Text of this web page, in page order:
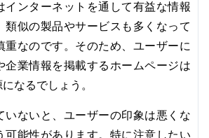
インターネットを通して有益な情報
類似の製品やサービスも多くなって
重なのです。そのため、ユーザーに
企業情報を掲載するホームページは
なるでしょう。
いないと、ユーザーの印象は悪くな
可能性があります。特に注意したい